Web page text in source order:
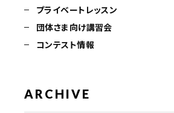
プライベートレッスン
団体さま向け講習会
コンテスト情報
ARCHIVE